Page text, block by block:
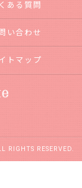
ある質問
い合わせ
トマップ
RESERVED.